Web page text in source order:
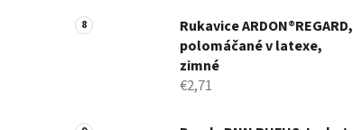
Rukavice ARDON®REGARD,
polomáčané v latexe,
zimné
€2,71